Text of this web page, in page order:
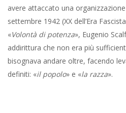
avere attaccato una
settembre 1942 (XX dell’Era
«Volontà di potenza», Eugenio
addirittura che non era più
bisognava andare oltre, facendo
definiti: «il popolo» e «la razza».